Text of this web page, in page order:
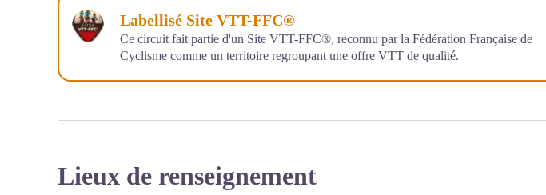
Labellisé Site VTT-FFC®
Ce circuit fait partie d'un Site VTT-FFC®, reconnu par la Fédération Française de
Cyclisme comme un territoire regroupant une offre VTT de qualité.
Lieux de renseignement